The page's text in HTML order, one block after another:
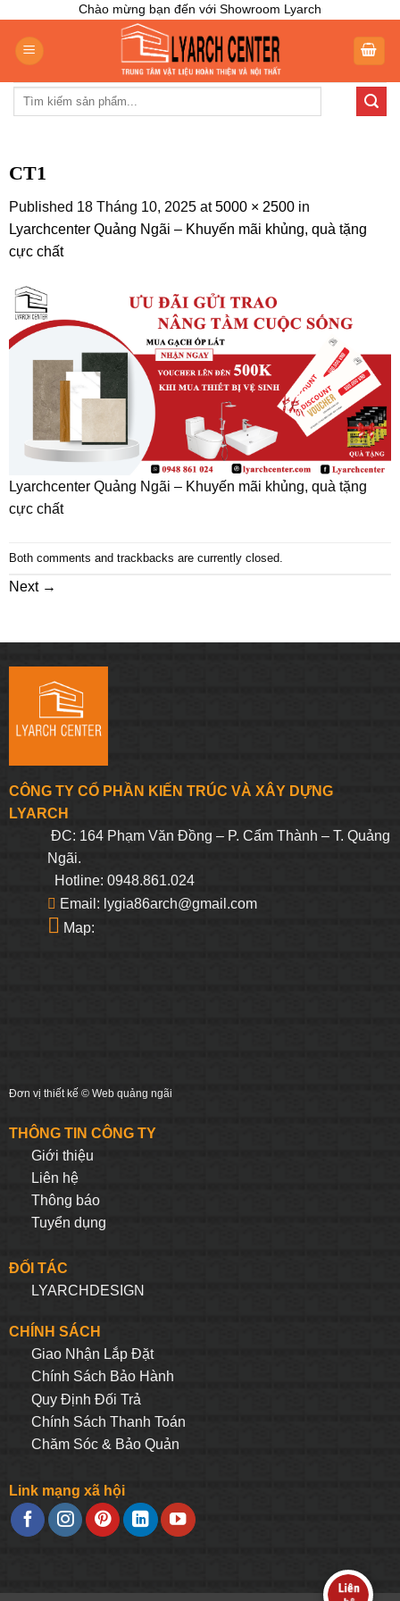
content
Chào mừng bạn đến với Showroom Lyarch
Tìm
CT1
Published 18 Tháng 10, 2025 at5000 × 2500 in
Lyarchcenter Quảng Ngãi – Khuyến mãi khủng, quà tặng
cực chất
Lyarchcenter Quảng Ngãi – Khuyến mãi khủng, quà tặng
cực chất
Both comments and trackbacks are currently closed.
Next →
CÔNG TY CỔ PHẦN KIẾN TRÚC VÀ XÂY DỰNG
LYARCH
ĐC: 164 Phạm Văn Đồng – P. Cẩm Thành – T. Quảng
Ngãi.
Hotline: 0948.861.024
Email: lygia86arch@gmail.com
Map:
Đơn vị thiết kế © Web quảng ngãi
THÔNG TIN CÔNG TY
Giới thiệu
Liên hệ
Thông báo
Tuyển dụng
ĐỐI TÁC
LYARCHDESIGN
CHÍNH SÁCH
Giao Nhận Lắp Đặt
Chính Sách Bảo Hành
Quy Định Đối Trả
Chính Sách Thanh Toán
Chăm Sóc & Bảo Quản
Link mạng xã hội